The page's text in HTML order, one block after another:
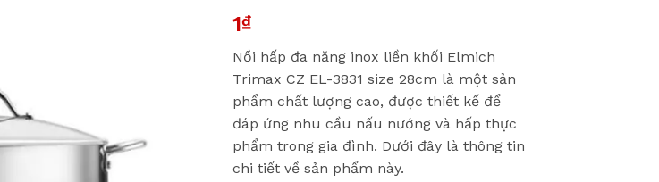
1₫
Nồi hấp đa năng inox liền khối Elmich
Trimax CZ EL-3831 size 28cm là một sản
phẩm chất lượng cao, được thiết kế để
đáp ứng nhu cầu nấu nướng và hấp thực
phẩm trong gia đình. Dưới đây là thông tin
chi tiết về sản phẩm này.